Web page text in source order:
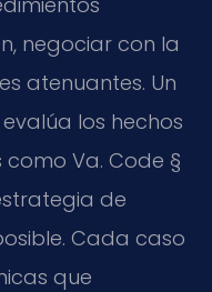
negociar con la
atenuantes. Un
los hechos
Va. Code §
de
Cada caso
que